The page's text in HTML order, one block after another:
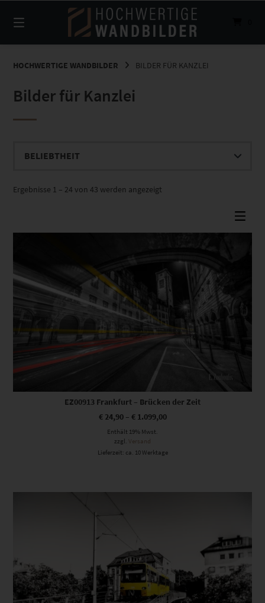
zum
Inhalt
HOCHWERTIGE WANDBILDER BILDER FÜR KANZLEI
Bilder für Kanzlei
Ergebnisse 1 – 24 von 43 werden angezeigt
Dieses Produkt weist mehrere Varianten auf. Die Optionen können auf der Produktseite gewählt werden
EZ00913 Frankfurt – Brücken der Zeit
€24,90– €1.099,00
Enthält 19% Mwst.
zzgl. Versand
Lieferzeit: ca. 10 Werktage
Dieses Produkt weist mehrere Varianten auf. Die Optionen können auf der Produktseite gewählt werden